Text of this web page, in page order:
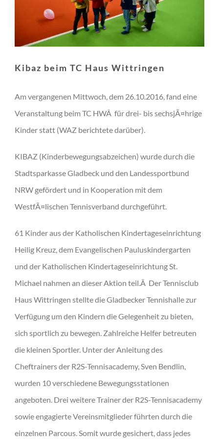
Kibaz beim TC Haus Wittringen
Am vergangenen Mittwoch, dem 26.10.2016, fand eine
Veranstaltung beim TC HWÂ für drei- bis sechsjÃ¤hrige
Kinder statt (WAZ berichtete darüber).
KIBAZ (Kinderbewegungsabzeichen) wurde durch die
Stadtsparkasse Gladbeck und den Landessportbund
NRW gefördert und in Kooperation mit dem
WestfÃ¤lischen Tennisverband durchgeführt.
61 Kinder aus der Katholischen Kindertageseinrichtung
Heilig Kreuz, dem Evangelischen Pauluskindergarten
und der Katholischen Kindertageseinrichtung St.
Michael nahmen an dieser Aktion teil.Â Der Tennisclub
Haus Wittringen stellte die Gladbecker Tennishalle zur
Verfügung um den Kindern die Gelegenheit zu bieten,
sich sportlich zu bewegen. Zahlreiche Helfer betreuten
die kleinen Sportler. Unter der Anleitung des
Cheftrainers der R2S-Tennisacademy, Sven Bendlin,
wurden 10 verschiedene Bewegungsstationen
angeboten. Drei weitere Trainer der R2S-Tennisacademy
sowie engagierte Vereinsmitglieder führten durch die
einzelnen Parcous. Somit wurde gesichert, dass jedes